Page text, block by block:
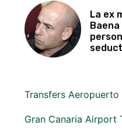
La ex
Transfers Aeropuerto
Gran Canaria Airport